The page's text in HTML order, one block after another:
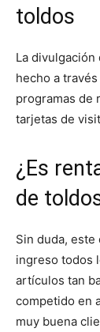
toldos
La
hecho a
programas de
tarjetas de
¿Es
de
Sin duda,
ingreso todos
artículos tan
competido en
muy buena